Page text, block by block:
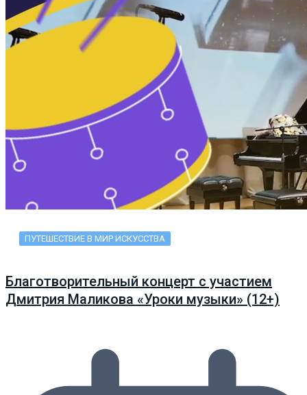
ПУТЕШЕСТВИЕ В МИР ИСКУССТВА
Благотворительный концерт с участием
Дмитрия Маликова «Уроки музыки» (12+)